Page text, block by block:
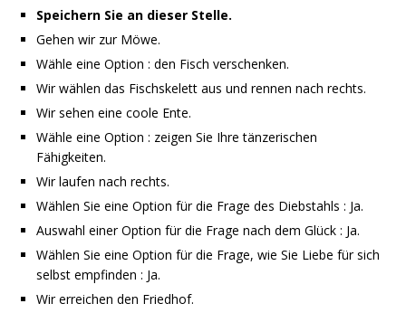
Speichern Sie an dieser Stelle.
Gehen wir zur Möwe.
Wähle eine Option : den Fisch verschenken.
Wir wählen das Fischskelett aus und rennen nach rechts.
Wir sehen eine coole Ente.
Wähle eine Option : zeigen Sie Ihre tänzerischen
Fähigkeiten.
Wir laufen nach rechts.
Wählen Sie eine Option für die Frage des Diebstahls : Ja.
Auswahl einer Option für die Frage nach dem Glück : Ja.
Wählen Sie eine Option für die Frage, wie Sie Liebe für sich
selbst empfinden : Ja.
Wir erreichen den Friedhof.